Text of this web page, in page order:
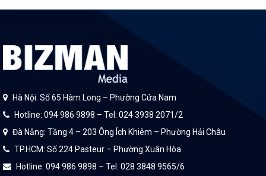
Hà Nội: Số 65 Hàm Long – Phường Cửa Nam
Hotline: 094 986 9898 – Tel: 024 3938 2071/2
Đà Nẵng: Tầng 4 – 203 Ông Ích Khiêm – Phường Hải Châu
TP.HCM: Số 224 Pasteur – Phường Xuân Hòa
Hotline: 094 986 9898 – Tel: 028 3848 9565/6